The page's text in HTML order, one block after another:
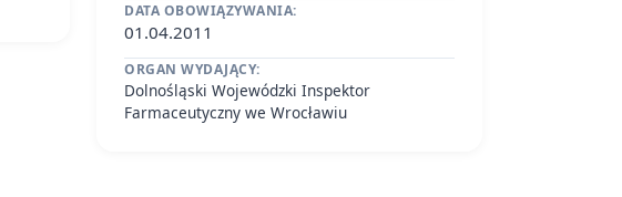
DATA OBOWIĄZYWANIA:
01.04.2011
ORGAN WYDAJĄCY:
Dolnośląski Wojewódzki Inspektor
Farmaceutyczny we Wrocławiu